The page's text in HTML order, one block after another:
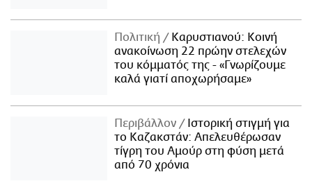
Πολιτική
Καρυστιανού: Κοινή
ανακοίνωση 22 πρώην στελεχών
του κόμματός της - «Γνωρίζουμε
καλά γιατί αποχωρήσαμε»
Περιβάλλον
Ιστορική στιγμή για
το Καζακστάν: Απελευθέρωσαν
τίγρη του Αμούρ στη φύση μετά
από 70 χρόνια